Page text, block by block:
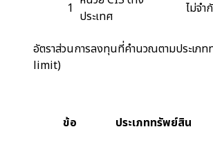
1 ประเทศ
ไม่จำ
อัตราส่วนการลงทุนที่คำนวณตามประเภ
limit)
ข้อ ประเภททรัพย์สิน